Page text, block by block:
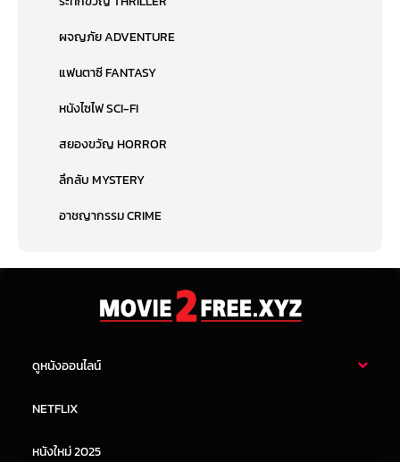
ผจญภัย ADVENTURE
แฟนตาซี FANTASY
หนังไซไฟ SCI-FI
สยองขวัญ HORROR
ลึกลับ MYSTERY
อาชญากรรม CRIME
ดูหนังออนไลน์
หนังจีน
NETFLIX
หนังใหม่ 2025